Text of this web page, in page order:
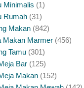
Makan
Perlu
Posted by
makan marmer
kombinasi paling dicari
Minimalis 1
Rumah 31
Makan 842
Makan Marmer 456
Tamu 301
Bar 125
Makan 152